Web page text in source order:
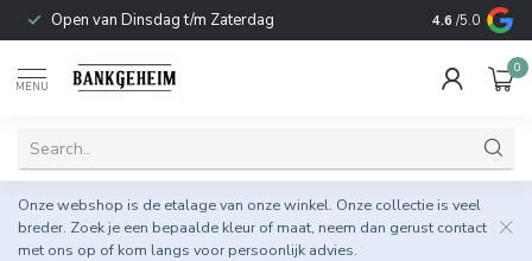
Open van Dinsdag t/m Zaterdag Duurzame &
4.6 /5.0
MENU
0
Onze webshop is de etalage van onze winkel. Onze collectie is veel
breder. Zoek je een bepaalde kleur of maat, neem dan gerust contact
met ons op of kom langs voor persoonlijk advies.